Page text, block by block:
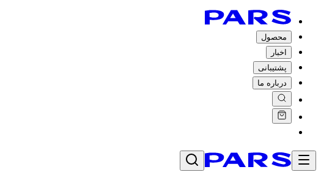
محصول
اخبار
پشتیبانی
درباره ما